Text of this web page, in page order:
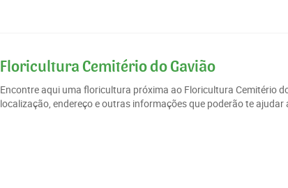
Floricultura Cemitério do Gavião
Encontre aqui uma floricultura próxima ao Floricultura Cemitério
localização, endereço e outras informações que poderão te